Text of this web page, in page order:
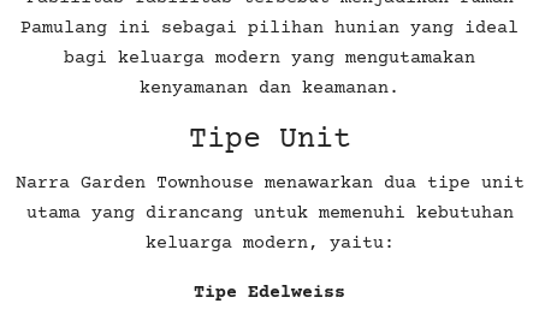
Pamulang ini sebagai pilihan hunian yang ideal
bagi keluarga modern yang mengutamakan
kenyamanan dan keamanan.
Tipe Unit
Narra Garden Townhouse menawarkan dua tipe unit
utama yang dirancang untuk memenuhi kebutuhan
keluarga modern, yaitu:
Tipe Edelweiss